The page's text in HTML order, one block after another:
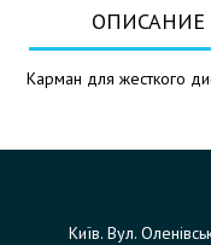
ОПИСАНИЕ
Карман для жесткого
Київ. Вул.